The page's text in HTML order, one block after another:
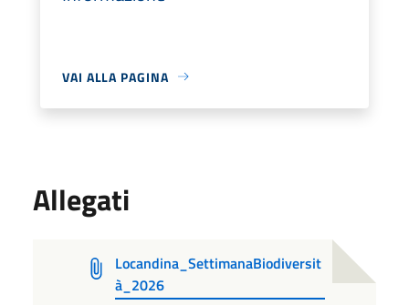
VAI ALLA PAGINA
Allegati
Locandina_SettimanaBiodiversit
à_2026